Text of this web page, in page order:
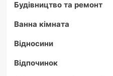
Будівництво та ремонт
Ванна кімната
Відносини
Відпочинок